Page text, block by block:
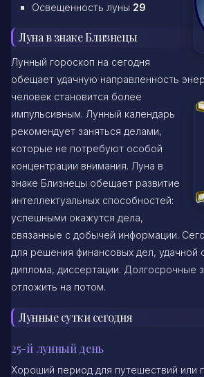
Освещенность луны 29
Луна в знаке Близнецы
Лунный гороскоп на сегодня
обещает удачную направленность
человек становится более
импульсивным. Лунный календарь
рекомендует заняться делами,
которые не потребуют особой
концентрации внимания. Луна в
знаке Близнецы обещает развитие
интеллектуальных способностей:
успешными окажутся дела,
связанные с добычей информации.
для решения финансовых дел, удачной
диплома, диссертации. Долгосрочные
отложить на потом.
Лунные сутки сегодня
25-й лунный день
Хороший период для путешествий или